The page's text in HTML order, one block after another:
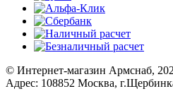
© Интернет-магазин Армснаб,
Адрес: 108852 Москва,